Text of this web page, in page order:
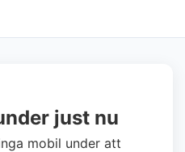
just nu
mobil under att